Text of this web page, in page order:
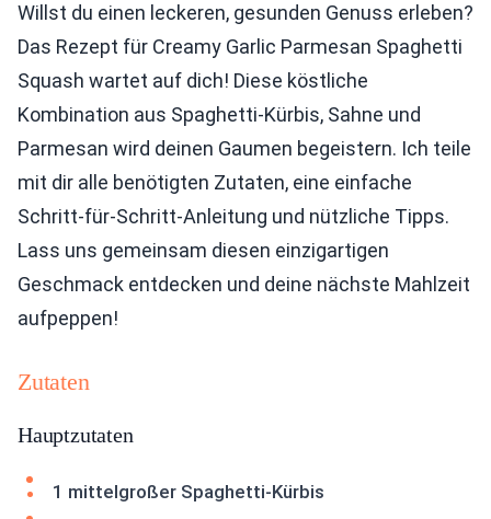
Willst du einen leckeren, gesunden Genuss erleben?
Das Rezept für Creamy Garlic Parmesan Spaghetti
Squash wartet auf dich! Diese köstliche
Kombination aus Spaghetti-Kürbis, Sahne und
Parmesan wird deinen Gaumen begeistern. Ich teile
mit dir alle benötigten Zutaten, eine einfache
Schritt-für-Schritt-Anleitung und nützliche Tipps.
Lass uns gemeinsam diesen einzigartigen
Geschmack entdecken und deine nächste Mahlzeit
aufpeppen!
Zutaten
Hauptzutaten
1 mittelgroßer Spaghetti-Kürbis